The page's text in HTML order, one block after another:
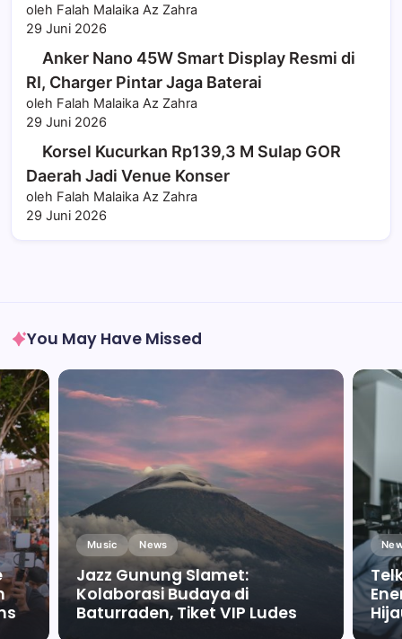
oleh Falah Malaika Az Zahra
29 Juni 2026
Anker Nano 45W Smart Display Resmi di
RI, Charger Pintar Jaga Baterai
oleh Falah Malaika Az Zahra
29 Juni 2026
Korsel Kucurkan Rp139,3 M Sulap GOR
Daerah Jadi Venue Konser
oleh Falah Malaika Az Zahra
29 Juni 2026
You May Have Missed
Music News
Jazz Gunung Slamet:
Kolaborasi Budaya di
Baturraden, Tiket VIP Ludes